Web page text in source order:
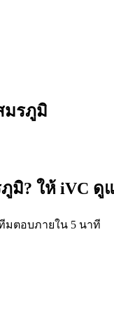
มรภูมิ
มิ? ให้ iVC ดู
มตอบภายใน 5 นาที